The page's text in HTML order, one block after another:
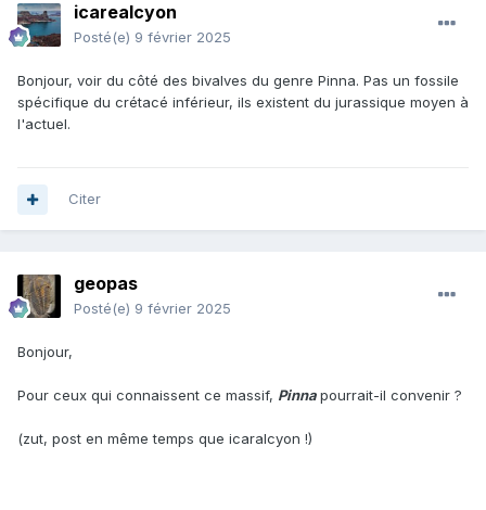
icarealcyon
Posté(e) 9 février 2025
Bonjour, voir du côté des bivalves du genre Pinna. Pas un fossile
spécifique du crétacé inférieur, ils existent du jurassique moyen à
l'actuel.
Citer
geopas
Posté(e) 9 février 2025
Bonjour,
Pour ceux qui connaissent ce massif, Pinnapourrait-il convenir ?
(zut, post en même temps que icaralcyon !)